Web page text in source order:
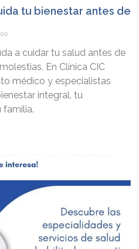
tu bienestar antes de
a cuidar tu salud antes de
En Clínica CIC
médico y especialistas
integral, tu
familia.